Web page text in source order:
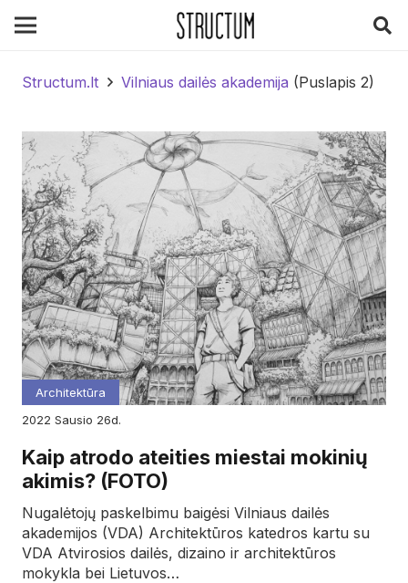
Structum.lt Vilniaus dailės akademija (Puslapis 2)
Architektūra
2022
sausio 26d.
Kaip atrodo ateities miestai mokinių
akimis? (FOTO)
Nugalėtojų paskelbimu baigėsi Vilniaus dailės
akademijos (VDA) Architektūros katedros kartu su
VDA Atvirosios dailės, dizaino ir architektūros
mokykla bei Lietuvos…